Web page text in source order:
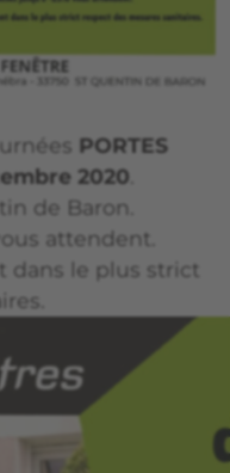
PORTES
2020
de Baron.
attendent.
dans le plus strict